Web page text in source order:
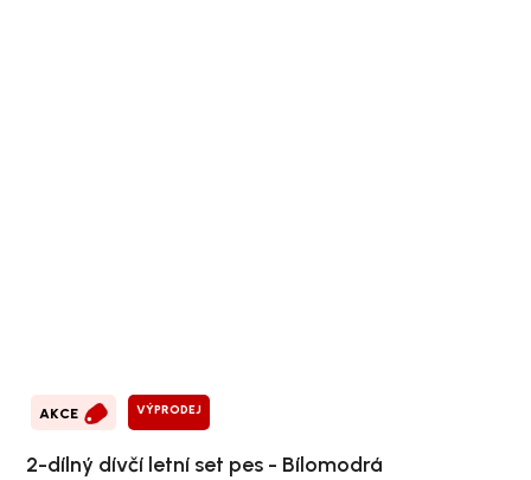
AKCE VÝPRODEJ
2-dílný dívčí letní set pes - Bílomodrá